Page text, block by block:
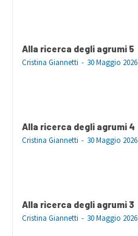
Alla ricerca degli agrumi 5
Cristina Giannetti - 30 Maggio 2026
Alla ricerca degli agrumi 4
Cristina Giannetti - 30 Maggio 2026
Alla ricerca degli agrumi 3
Cristina Giannetti - 30 Maggio 2026